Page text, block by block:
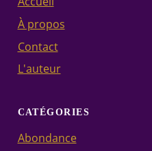
À propos
Contact
L'auteur
CATÉGORIES
Abondance